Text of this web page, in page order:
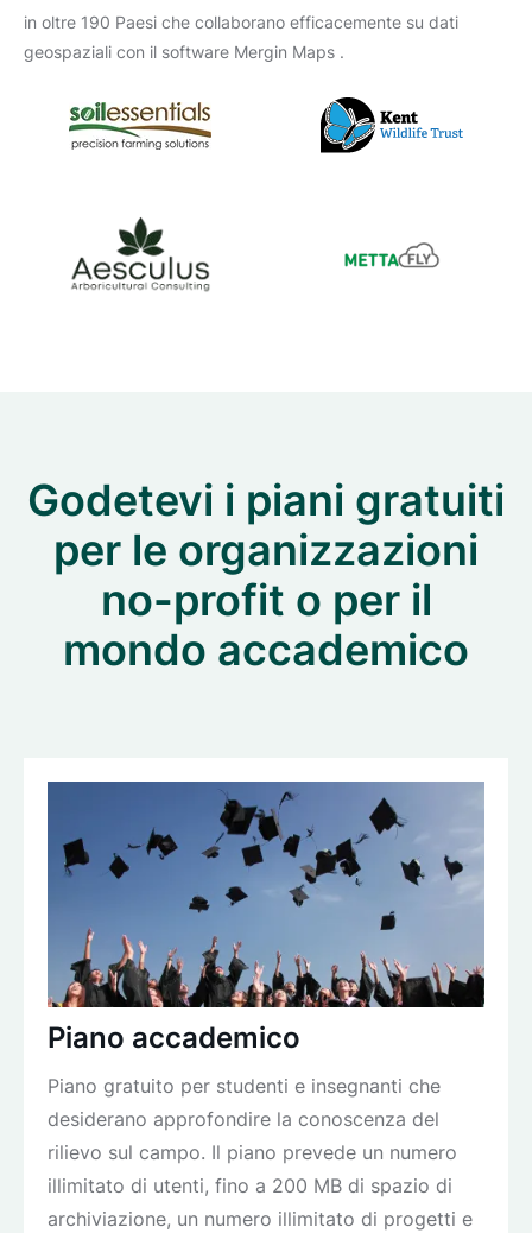
in oltre 190 Paesi che collaborano efficacemente su dati
geospaziali con il software Mergin Maps .
Godetevi i piani gratuiti
per le organizzazioni
no-profit o per il
mondo accademico
Piano accademico
Piano gratuito per studenti e insegnanti che
desiderano approfondire la conoscenza del
rilievo sul campo. Il piano prevede un numero
illimitato di utenti, fino a 200 MB di spazio di
archiviazione, un numero illimitato di progetti e